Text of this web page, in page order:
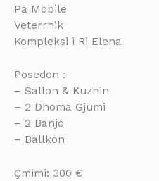
Pa Mobile
Veterrnik
Kompleksi i Ri Elena
Posedon :
– Sallon & Kuzhin
– 2 Dhoma Gjumi
– 2 Banjo
– Ballkon
Çmimi: 300 €